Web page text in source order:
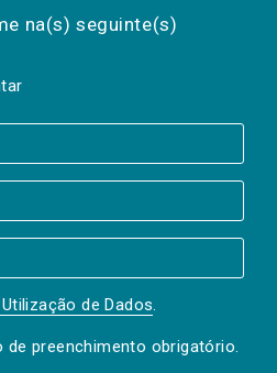
na(s) seguinte(s)
de Dados.
preenchimento obrigatório.